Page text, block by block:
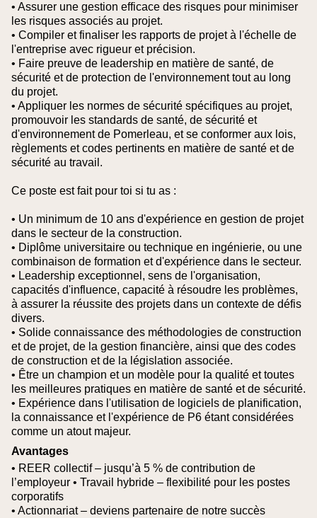
• Assurer une gestion efficace des risques pour minimiser
les risques associés au projet.
• Compiler et finaliser les rapports de projet à l'échelle de
l'entreprise avec rigueur et précision.
• Faire preuve de leadership en matière de santé, de
sécurité et de protection de l'environnement tout au long
du projet.
• Appliquer les normes de sécurité spécifiques au projet,
promouvoir les standards de santé, de sécurité et
d'environnement de Pomerleau, et se conformer aux lois,
règlements et codes pertinents en matière de santé et de
sécurité au travail.
Ce poste est fait pour toi si tu as :
• Un minimum de 10 ans d'expérience en gestion de projet
dans le secteur de la construction.
• Diplôme universitaire ou technique en ingénierie, ou une
combinaison de formation et d'expérience dans le secteur.
• Leadership exceptionnel, sens de l'organisation,
capacités d'influence, capacité à résoudre les problèmes,
à assurer la réussite des projets dans un contexte de défis
divers.
• Solide connaissance des méthodologies de construction
et de projet, de la gestion financière, ainsi que des codes
de construction et de la législation associée.
• Être un champion et un modèle pour la qualité et toutes
les meilleures pratiques en matière de santé et de sécurité.
• Expérience dans l'utilisation de logiciels de planification,
la connaissance et l'expérience de P6 étant considérées
comme un atout majeur.
Avantages
• REER collectif – jusqu’à 5 % de contribution de
l’employeur • Travail hybride – flexibilité pour les postes
corporatifs
• Actionnariat – deviens partenaire de notre succès